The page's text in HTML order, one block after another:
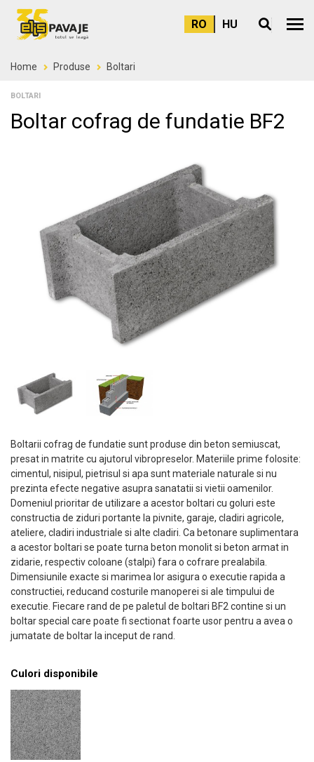
RO HU Meniu
Home Produse Boltari
BOLTARI
Boltar cofrag de fundatie BF2
Boltarii cofrag de fundatie sunt produse din beton semiuscat,
presat in matrite cu ajutorul vibropreselor. Materiile prime folosite:
cimentul, nisipul, pietrisul si apa sunt materiale naturale si nu
prezinta efecte negative asupra sanatatii si vietii oamenilor.
Domeniul prioritar de utilizare a acestor boltari cu goluri este
constructia de ziduri portante la pivnite, garaje, cladiri agricole,
ateliere, cladiri industriale si alte cladiri. Ca betonare suplimentara
a acestor boltari se poate turna beton monolit si beton armat in
zidarie, respectiv coloane (stalpi) fara o cofrare prealabila.
Dimensiunile exacte si marimea lor asigura o executie rapida a
constructiei, reducand costurile manoperei si ale timpului de
executie. Fiecare rand de pe paletul de boltari BF2 contine si un
boltar special care poate fi sectionat foarte usor pentru a avea o
jumatate de boltar la inceput de rand.
Culori disponibile